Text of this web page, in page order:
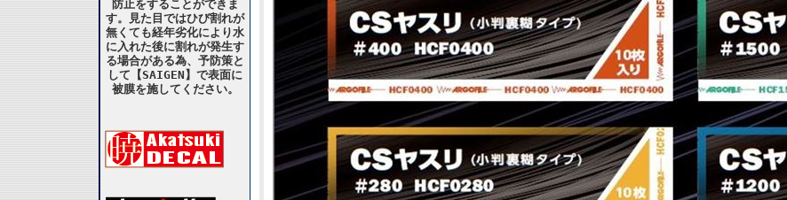
防止をすることができま
す。見た目ではひび割れが
無くても経年劣化により水
に入れた後に割れが発生す
る場合がある為、予防策と
して【SAIGEN】で表面に
被膜を施してください。